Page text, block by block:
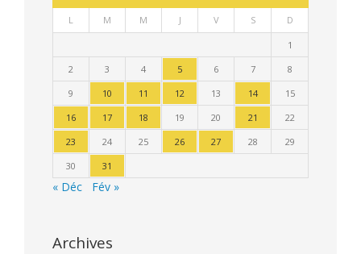
L M M J V S D
1
2
3 4 5 6 7
8
9
10 11 12 13 14
15
16
17 18 19 20 21
22
23
24 25 26 27 28
29
30
31
« Déc Fév »
Archives